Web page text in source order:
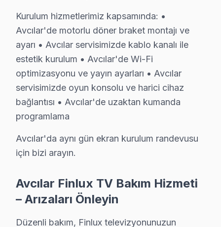
Avcılar'de Finlux marka televizyonunuz
Avcılar Sektör Deneyimi: Avcılar ve çevre
Avcılar'de Profesyonel Garanti: Avcılar servisimizde
bu TV Marka Eğitimi: Finlux yetkili hizmet
Avcılar Referansları: Avcılar sakinlerinin tercih ettiği
TV'nizi bize bırakın, halledelim. 0850 811 14 36
Uzman Finlux Teknisyen Ekibimiz
Avcılar Finlux Hizmet'in başarısı, Avcılar ekibimizin
• Avcılar'de Finlux Yetkili Hizmet Sertifikasyonu
• Avcılar'de BGA ve SMD Lehimleme Uzmanlığı
Avcılar servisimizde mikro-elektronik konusunda
• Yazılım ve Firmware Yükseltmesi
Kurulum hizmetlerimiz kapsamında: •
Avcılar'de motorlu döner braket montajı ve
ayarı • Avcılar servisimizde kablo kanalı ile
estetik kurulum • Avcılar'de Wi-Fi
optimizasyonu ve yayın ayarları • Avcılar
servisimizde oyun konsolu ve harici cihaz
bağlantısı • Avcılar'de uzaktan kumanda
programlama
Avcılar'da aynı gün ekran kurulum randevusu
için bizi arayın.
Avcılar Finlux TV Bakım Hizmeti
– Arızaları Önleyin
Düzenli bakım, Finlux televizyonunuzun